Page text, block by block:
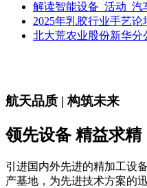
解读智能设备_活动_汽
2025年乳胶行业手艺
北大荒农业股份新华分
航天品质 | 构筑未来
领先设备 精益求精
引进国内外先进的精加工设
产基地，为先进技术方案的